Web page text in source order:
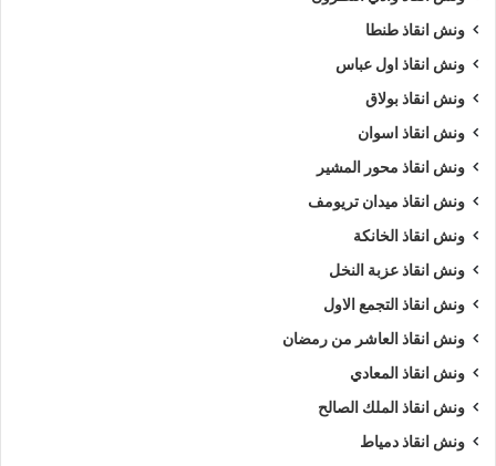
ونش انقاذ طنطا
ونش انقاذ اول عباس
ونش انقاذ بولاق
ونش انقاذ اسوان
ونش انقاذ محور المشير
ونش انقاذ ميدان تريومف
ونش انقاذ الخانكة
ونش انقاذ عزبة النخل
ونش انقاذ التجمع الاول
ونش انقاذ العاشر من رمضان
ونش انقاذ المعادي
ونش انقاذ الملك الصالح
ونش انقاذ دمياط